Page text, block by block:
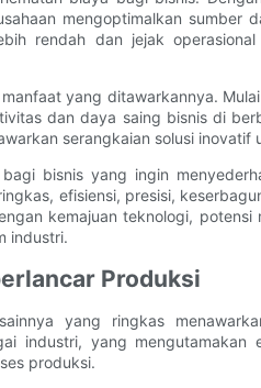
mengoptimalkan sumber
rendah dan jejak
yang ditawarkannya.
dan daya saing bisnis di
serangkaian solusi
bisnis yang ingin
efisiensi, presisi,
kemajuan teknologi,
industri.
Produksi
yang ringkas
industri, yang
produksi.